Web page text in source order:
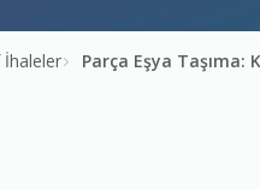
Parça Eşya